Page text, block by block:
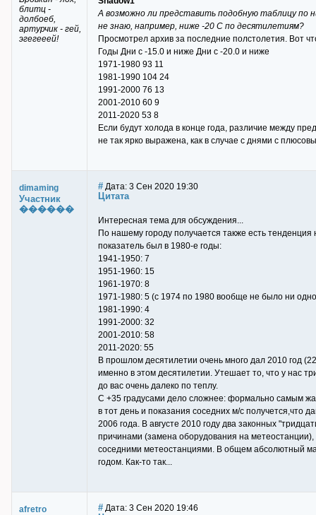
блитц -
долбоеб,
артурчик - гей,
эгегееей!
А возможно ли представить подобную таблицу по
не знаю, например, ниже -20 С по десятилетиям?
Просмотрел архив за последние полстолетия. Вот
Годы Дни с -15.0 и ниже Дни с -20.0 и ниже
1971-1980 93 11
1981-1990 104 24
1991-2000 76 13
2001-2010 60 9
2011-2020 53 8
Если будут холода в конце года, различие между
не так ярко выражена, как в случае с днями с
dimaming
Участник
������
# Дата: 3 Сен 2020 19:30
Цитата
Интересная тема для обсуждения...
По нашему городу получается также есть
показатель был в 1980-е годы:
1941-1950: 7
1951-1960: 15
1961-1970: 8
1971-1980: 5 (с 1974 по 1980 вообще не было ни
1981-1990: 4
1991-2000: 32
2001-2010: 58
2011-2020: 55
В прошлом десятилетии очень много дал 2010 год
именно в этом десятилетии. Утешает то, что у нас
до вас очень далеко по теплу.
С +35 градусами дело сложнее: формально самым
в тот день и показания соседних м/с получется,что
2006 года. В августе 2010 году два законных
причинами (замена оборудования на
соседними метеостанциями. В общем абсолютный
годом. Как-то так...
afretro # Дата: 3 Сен 2020 19:46